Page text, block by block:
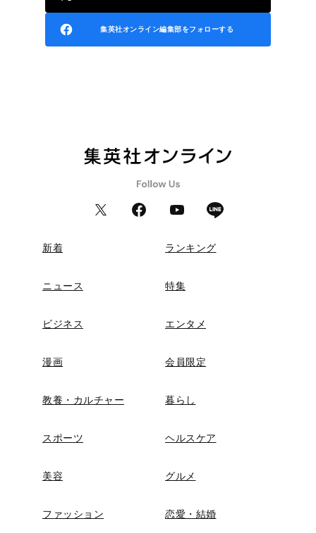
集英社オンライン編集部をフォローする
新着 ランキング
ニュース 特集
ビジネス エンタメ
漫画 会員限定
教養・カルチャー 暮らし
スポーツ ヘルスケア
美容 グルメ
ファッション 恋愛・結婚